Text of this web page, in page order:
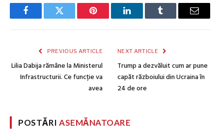
FacebookTwitter Pinterest LinkedInTumblr Email
PREVIOUS ARTICLE
Lilia Dabija rămâne la Ministerul
Infrastructurii. Ce funcție va
avea
NEXT ARTICLE
Trump a dezvăluit cum ar pune
capăt războiului din Ucraina în
24 de ore
POSTĂRIASEMĂNATOARE